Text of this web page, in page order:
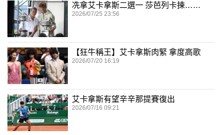
冼拿艾卡拿斯二選一 莎芭列卡揀……
2026/07/25 23:56
【狂牛稱王】艾卡拿斯肉緊 拿度高歌
2026/07/20 16:19
艾卡拿斯有望辛辛那提賽復出
2026/07/16 09:21